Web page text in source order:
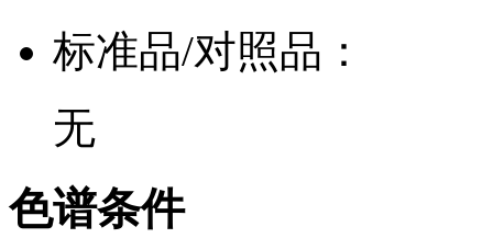
标准品/对照品：
无
色谱条件